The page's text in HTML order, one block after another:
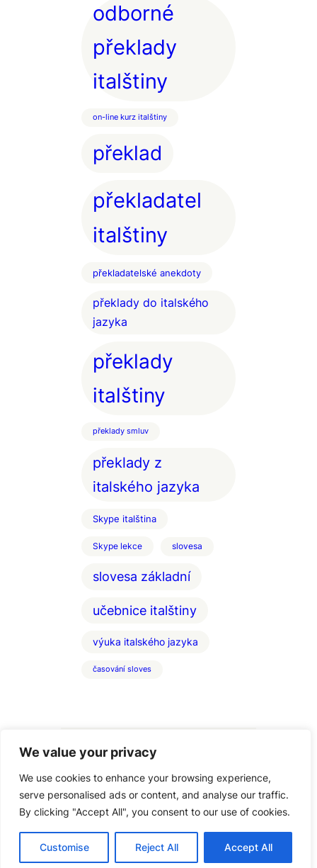
We value your privacy
We use cookies to enhance your browsing experience,
serve personalised ads or content, and analyse our traffic.
By clicking "Accept All", you consent to our use of cookies.
Customise Reject All Accept All
odborné
překlady
italštiny
on-line kurz italštiny
překlad
překladatel
italštiny
překladatelské anekdoty
překlady do italského
jazyka
překlady
italštiny
překlady smluv
překlady z
italského jazyka
Skype italština
Skype lekce slovesa
slovesa základní
učebnice italštiny
výuka italského jazyka
časování sloves
Copyright Italstina-Vigato, 2005 – 2025
– 608 666 582